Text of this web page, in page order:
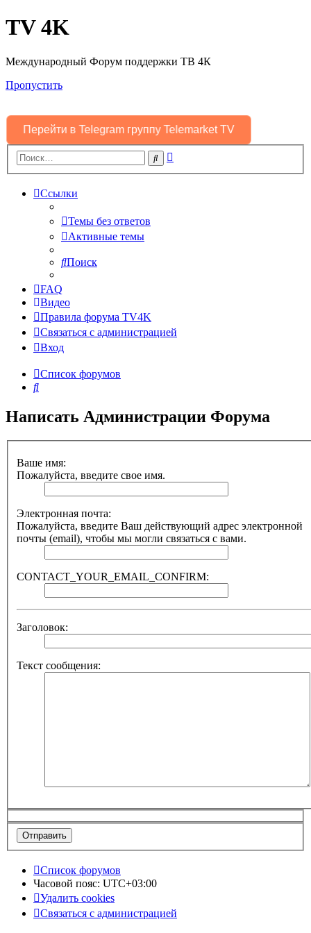
TV 4K
Международный Форум поддержки ТВ 4К
Пропустить
Перейти в Telegram группу Telemarket TV
Поиск
Ссылки
Темы без ответов
Активные темы
Поиск
FAQ
Видео
Правила форума TV4K
Связаться с администрацией
Вход
Список форумов
Поиск
Написать Администрации Форума
Ваше имя:
Пожалуйста, введите свое имя.
Электронная почта:
Пожалуйста, введите Ваш действующий адрес электронной
почты (email), чтобы мы могли связаться с вами.
CONTACT_YOUR_EMAIL_CONFIRM:
Заголовок:
Текст сообщения:
Список форумов
Часовой пояс: UTC+03:00
Удалить cookies
Связаться с администрацией